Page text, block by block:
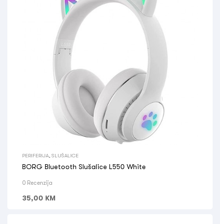
PERIFERIJA SLUŠALICE
BORG Bluetooth Slušalice L550 White
0 Recenzija
35,00 KM